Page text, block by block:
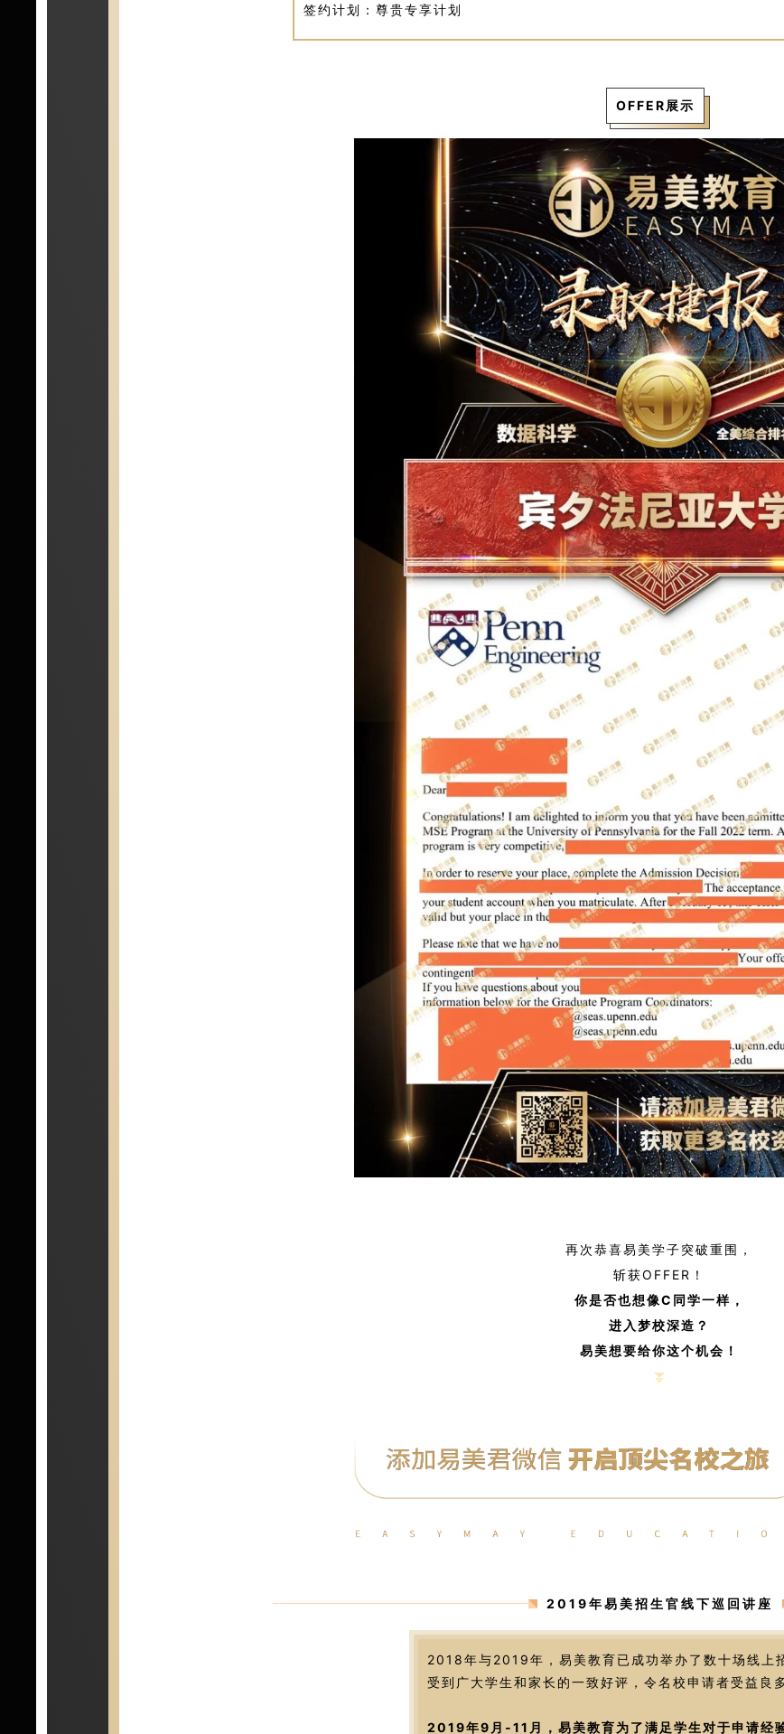
签约计划：尊贵专享计划
OFFER展示
再次恭喜易美学子突破重围，
斩获OFFER！
你是否也想像C 同学一样，
进入梦校深造？
易美想要给你这个机会！
2019年易美招生官线下巡回讲座
2018年与2019年，易美教育已成功举办了数十场线上
受到广大学生和家长的一致好评，令名校申请者受益良多
2019年9月-11月，易美教育为了满足学生对于申请经